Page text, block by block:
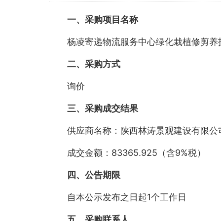
一、采购项目名称
杨凌寄递物流服务中心绿化栽植修剪养
二、采购方式
询价
三、采购成交结果
供应商名称：陕西林涛景观建设有限公
成交金额：83365.925（含9%税）
四 、公告期限
自本公示发布之日起1个工作日